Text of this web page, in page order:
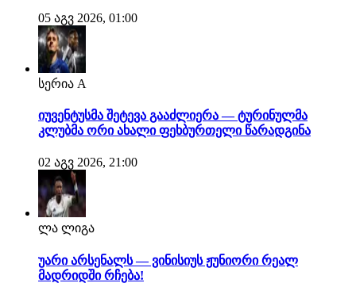
05 აგვ 2026, 01:00
სერია A
იუვენტუსმა შეტევა გააძლიერა — ტურინულმა
კლუბმა ორი ახალი ფეხბურთელი წარადგინა
02 აგვ 2026, 21:00
ლა ლიგა
უარი არსენალს — ვინისიუს ჟუნიორი რეალ
მადრიდში რჩება!